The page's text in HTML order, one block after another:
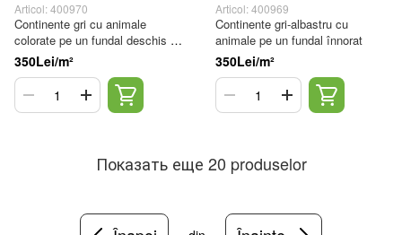
Articol: 400970
Continente gri cu animale
colorate pe un fundal deschis al
unei hărți a lumii
350Lei/m²
Articol: 400969
Continente gri-albastru cu
animale pe un fundal înnorat
350Lei/m²
Показать еще 20 produselor